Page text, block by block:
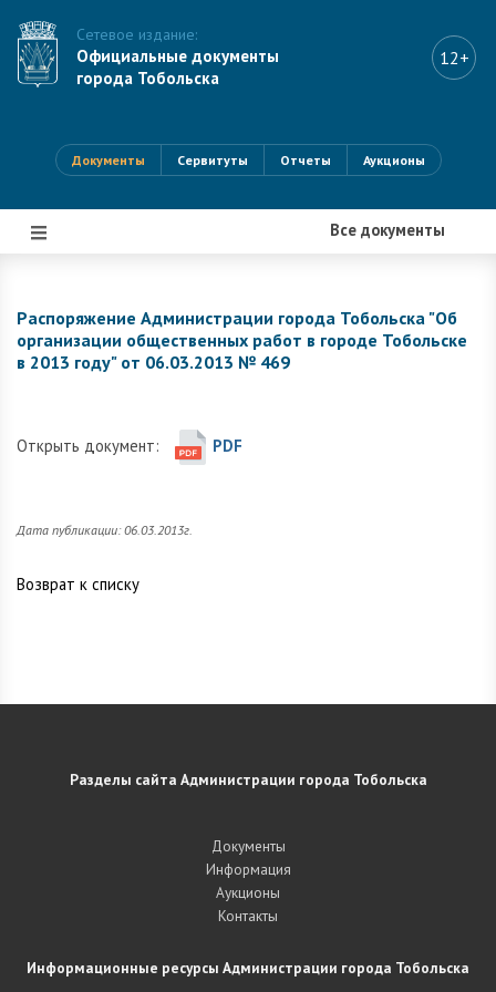
Сетевое издание:
Официальные документы
города Тобольска
12+
Документы Сервитуты Отчеты Аукционы
Все документы
|||
Распоряжение Администрации города Тобольска "Об
организации общественных работ в городе Тобольске
в 2013 году" от 06.03.2013 № 469
Открыть документ: PDF
Дата публикации: 06.03.2013г.
Возврат к списку
Разделы сайта Администрации города Тобольска
Документы
Информация
Аукционы
Контакты
Информационные ресурсы Администрации города Тобольска